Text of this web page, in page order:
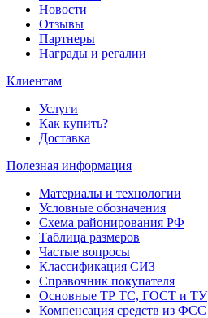
Новости
Отзывы
Партнеры
Награды и регалии
Клиентам
Услуги
Как купить?
Доставка
Полезная информация
Материалы и технологии
Условные обозначения
Схема районирования РФ
Таблица размеров
Частые вопросы
Классификация СИЗ
Справочник покупателя
Основные ТР ТС, ГОСТ и ТУ
Компенсация средств из ФСС